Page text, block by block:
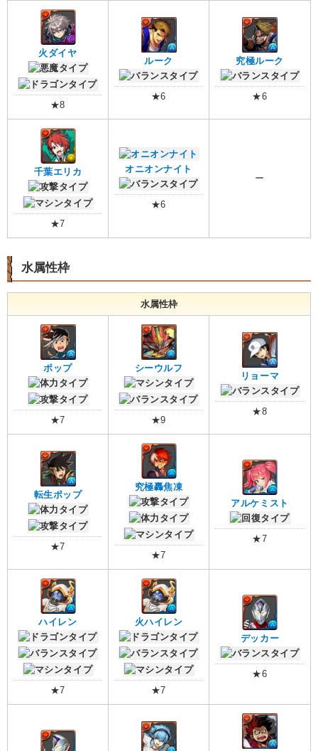
火ダイヤ
★8
ルーク
★6
究極ルーク
★6
千葉エリカ
★7
オニオンナイト
★6
ー
水属性枠
水属性枠
ポップ
★7
シーウルフ
★9
リョーマ
★8
転生ポップ
★7
究極轟焦凍
★7
アルケミスト
★7
ハイレン
★7
火ハイレン
★7
デッカー
★6